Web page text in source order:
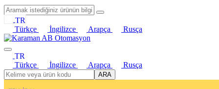
TR
Türkçe
İngilizce Arapça Rusça
TR
Türkçe
İngilizce Arapça Rusça
ARA